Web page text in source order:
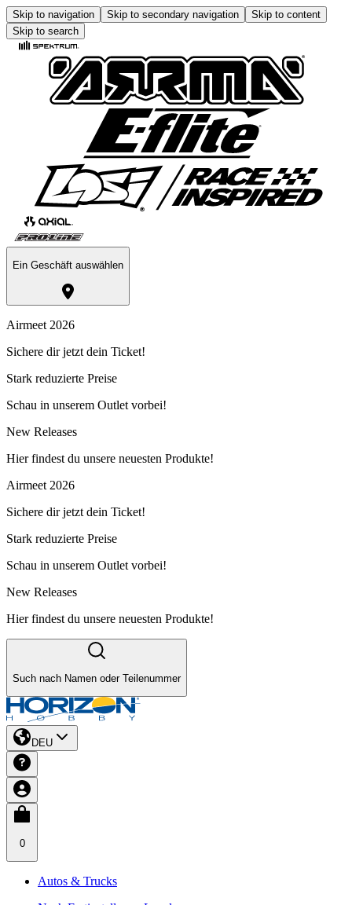
Skip to navigation Skip to secondary navigation
Skip to content
Skip to search
Ein Geschäft auswählen
Airmeet 2026
Sichere dir jetzt dein Ticket!
Stark reduzierte Preise
Schau in unserem Outlet vorbei!
New Releases
Hier findest du unsere neuesten Produkte!
Airmeet 2026
Sichere dir jetzt dein Ticket!
Stark reduzierte Preise
Schau in unserem Outlet vorbei!
New Releases
Hier findest du unsere neuesten Produkte!
Such nach Namen oder Teilenummer
DEU
0
Autos & Trucks